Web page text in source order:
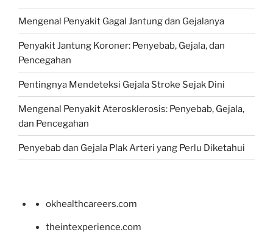
Mengenal Penyakit Gagal Jantung dan Gejalanya
Penyakit Jantung Koroner: Penyebab, Gejala, dan
Pencegahan
Pentingnya Mendeteksi Gejala Stroke Sejak Dini
Mengenal Penyakit Aterosklerosis: Penyebab, Gejala,
dan Pencegahan
Penyebab dan Gejala Plak Arteri yang Perlu Diketahui
okhealthcareers.com
theintexperience.com